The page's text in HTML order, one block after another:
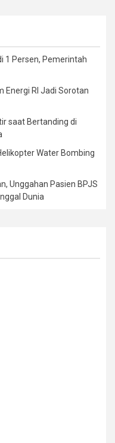
1 Persen, Pemerintah
Energi RI Jadi Sorotan
saat Bertanding di
Water Bombing
Unggahan Pasien BPJS
Dunia